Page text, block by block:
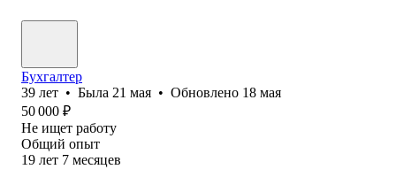
Бухгалтер
39 лет • Была 21 мая • Обновлено 18 мая
50 000 ₽
Не ищет работу
Общий опыт
19 лет 7 месяцев